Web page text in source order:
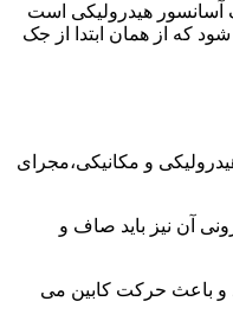
آسانسور هیدرولیکی است
که از همان ابتدا از جک
و مکانیکی،مجرای
آن نیز باید صاف و
و باعث حرکت کابین می